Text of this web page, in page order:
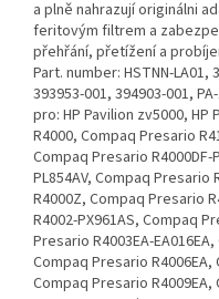
a plně nahrazují originálni
feritovým filtrem a
přehřání, přetížení a
Part. number: HSTNN-LA01,
393953-001, 394903-001,
pro: HP Pavilion zv5000,
R4000, Compaq Presario
Compaq Presario R4000DF-
PL854AV, Compaq Presario
R4000Z, Compaq Presario
R4002-PX961AS, Compaq
Presario R4003EA-
Compaq Presario R4006EA,
Compaq Presario R4009EA,